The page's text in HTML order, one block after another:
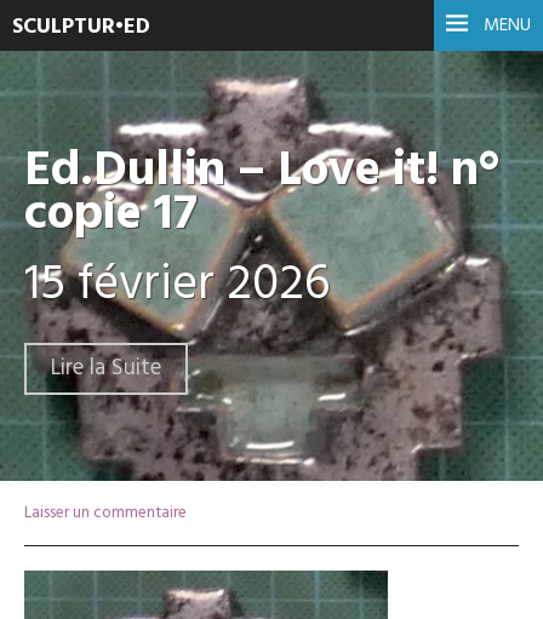
MENU
SCULPTUR•ED
Ed.Dullin – Love it! n°
copie 17
15 février 2026
Lire la Suite
Laisser un commentaire